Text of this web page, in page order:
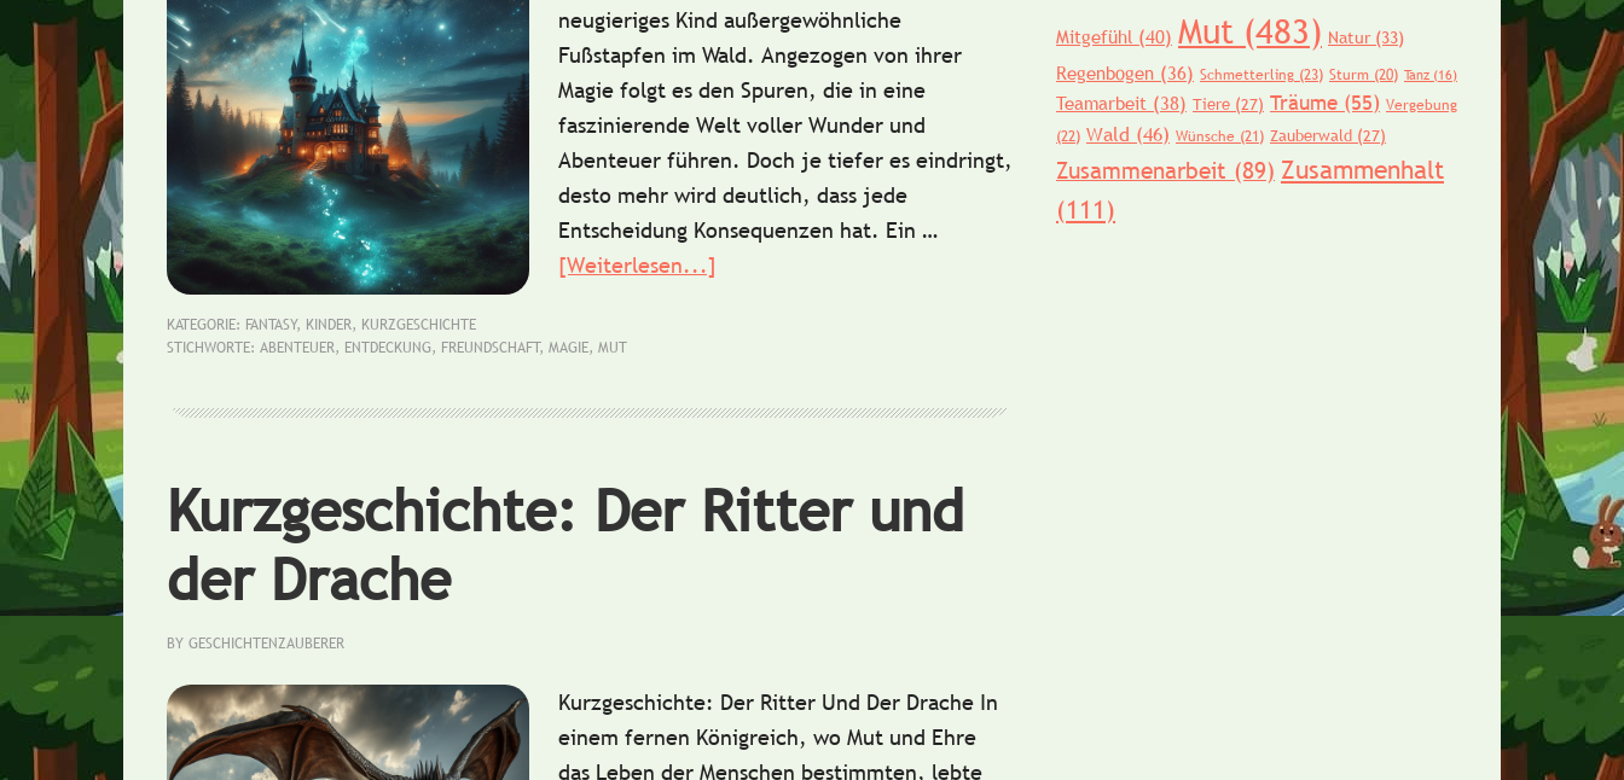
neugieriges Kind außergewöhnliche
Fußstapfen im Wald. Angezogen von ihrer
Magie folgt es den Spuren, die in eine
faszinierende Welt voller Wunder und
Abenteuer führen. Doch je tiefer es eindringt,
desto mehr wird deutlich, dass jede
Entscheidung Konsequenzen hat. Ein …
[Weiterlesen...]
KATEGORIE: FANTASY, KINDER, KURZGESCHICHTE
STICHWORTE: ABENTEUER, ENTDECKUNG, FREUNDSCHAFT, MAGIE, MUT
Kurzgeschichte: Der Ritter und
der Drache
BY GESCHICHTENZAUBERER
Kurzgeschichte: Der Ritter Und Der Drache In
einem fernen Königreich, wo Mut und Ehre
das Leben der Menschen bestimmten, lebte
Mitgefühl (40) Mut (483) Natur(33)
Regenbogen (36) Schmetterling (23) Sturm (20) Tanz (16)
Teamarbeit (38) Tiere (27) Träume (55) Vergebung
(22) Wald (46) Wünsche (21) Zauberwald (27)
Zusammenarbeit (89) Zusammenhalt
(111)